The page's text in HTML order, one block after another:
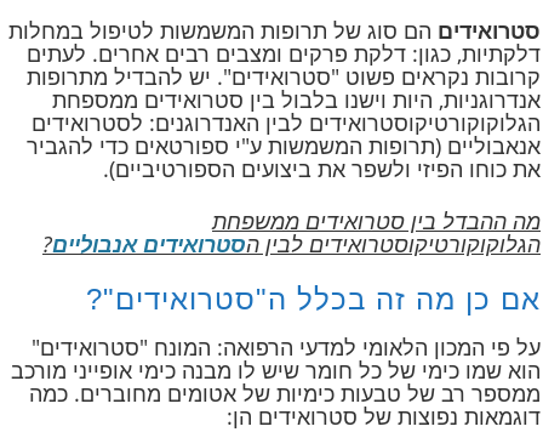
סטרואידים הם סוג של תרופות המשמשות לטיפול במחלות
דלקתיות, כגון: דלקת פרקים ומצבים רבים אחרים. לעתים
קרובות נקראים פשוט "סטרואידים". יש להבדיל מתרופות
אנדרוגניות, היות וישנו בלבול בין סטרואידים ממספחת
הגלוקוקורטיקוסטרואידים לבין האנדרוגנים: לסטרואידים
אנאבוליים (תרופות המשמשות ע"י ספורטאים כדי להגביר
את כוחו הפיזי ולשפר את ביצועים הספורטיביים).
מה ההבדל בין סטרואידים ממשפחת
הגלוקוקורטיקוסטרואידים לבין הסטרואידים אנבוליים?
אם כן מה זה בכלל ה"סטרואידים"?
על פי המכון הלאומי למדעי הרפואה: המונח "סטרואידים"
הוא שמו כימי של כל חומר שיש לו מבנה כימי אופייני מורכב
ממספר רב של טבעות כימיות של אטומים מחוברים. כמה
דוגמאות נפוצות של סטרואידים הן: